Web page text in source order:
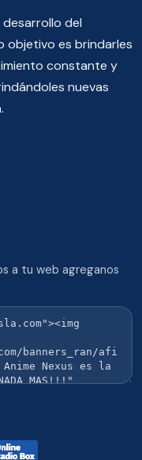
del
objetivo es brindarles
constante y
nuevas
a tu web agreganos